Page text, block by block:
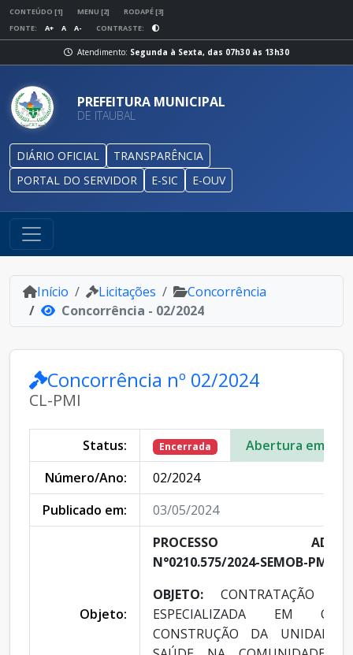
CONTEÚDO [1] MENU [2]
RODAPÉ [3]
FONTE:
A+ A A- CONTRASTE:
Atendimento: Segunda à Sexta, das 07h30 às 13h30
PREFEITURA MUNICIPAL
DE ITAUBAL
DIÁRIO OFICIAL
TRANSPARÊNCIA
PORTAL DO SERVIDOR
E-SIC E-OUV
Início Licitações
Concorrência
Concorrência - 02/2024
Concorrência nº 02/2024
CL-PMI
Status: Encerrada
Abertura em:
Número/Ano:
02/2024
Publicado em:
03/05/2024
Objeto:
PROCESSO
N°0210.575/2024-SEMOB-PMI
OBJETO: CONTRATAÇÃO
ESPECIALIZADA EM
CONSTRUÇÃO DA UNIDADE